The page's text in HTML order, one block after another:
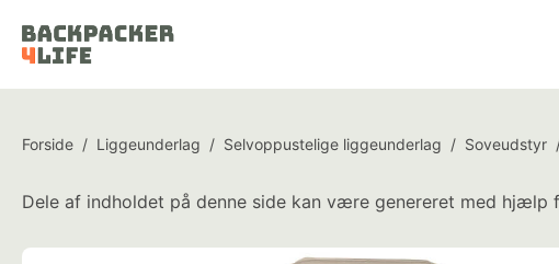
Forside / Liggeunderlag / Selvoppustelige liggeunderlag / Soveudstyr
Dele af indholdet på denne side kan være genereret med hjælp